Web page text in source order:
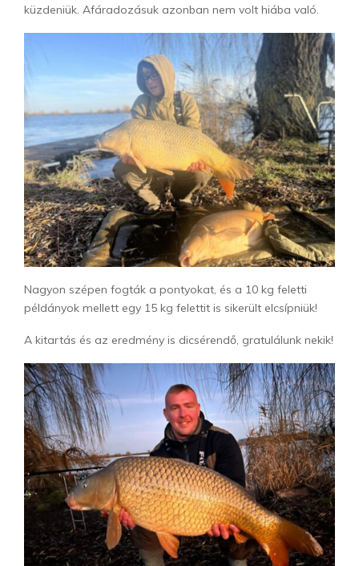
küzdeniük. Afáradozásuk azonban nem volt hiába való.
Nagyon szépen fogták a pontyokat, és a 10 kg feletti
példányok mellett egy 15 kg felettit is sikerült elcsípniük!
A kitartás és az eredmény is dicsérendő, gratulálunk nekik!